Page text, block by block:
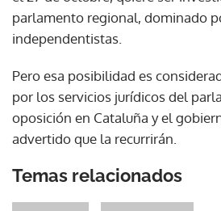
parlamento regional, dominado
independentistas.
Pero esa posibilidad es
por los servicios jurídicos del
oposición en Cataluña y el
advertido que la recurrirán.
Temas relacionados